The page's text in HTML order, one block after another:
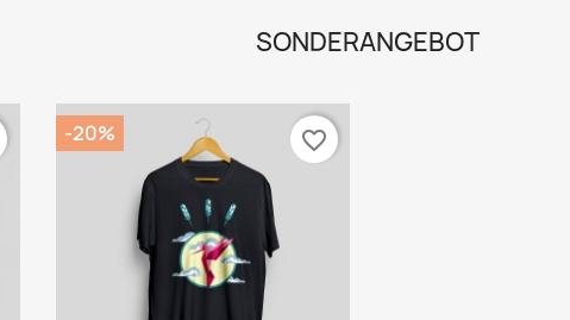
SONDERANGEBOT
-20% favorite_border